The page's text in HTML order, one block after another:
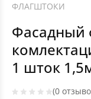
ФЛАГШТОКИ
Фасадный
1 шток
(0